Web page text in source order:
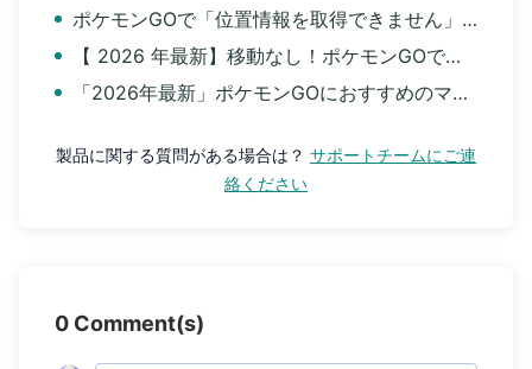
ポケモンGOで「位置情報を取得できません」エラー12の対策6選まとめ
【 2026 年最新】移動なし！ポケモンGOでチート完全ガイド｜iPhone・Android対応
「2026年最新」ポケモンGOにおすすめのマップアプリ9選
製品に関する質問がある場合は？ サポートチームにご連
絡ください
0 Comment(s)